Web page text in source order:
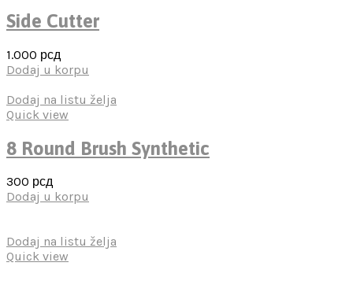
Side Cutter
1.000 рсд
Dodaj u korpu
Dodaj na listu želja
Quick view
8 Round Brush Synthetic
300 рсд
Dodaj u korpu
Dodaj na listu želja
Quick view